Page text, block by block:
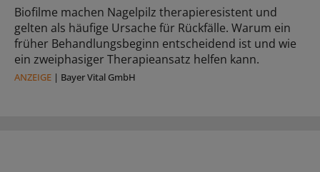
Biofilme machen Nagelpilz therapieresistent und
gelten als häufige Ursache für Rückfälle. Warum ein
früher Behandlungsbeginn entscheidend ist und wie
ein zweiphasiger Therapieansatz helfen kann.
ANZEIGE | Bayer Vital GmbH